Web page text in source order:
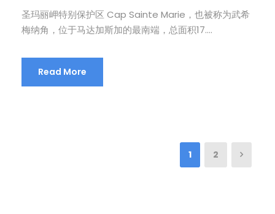
圣玛丽岬特别保护区 Cap Sainte Marie，也被称为武希
梅纳角，位于马达加斯加的最南端，总面积17....
Read More
1 2